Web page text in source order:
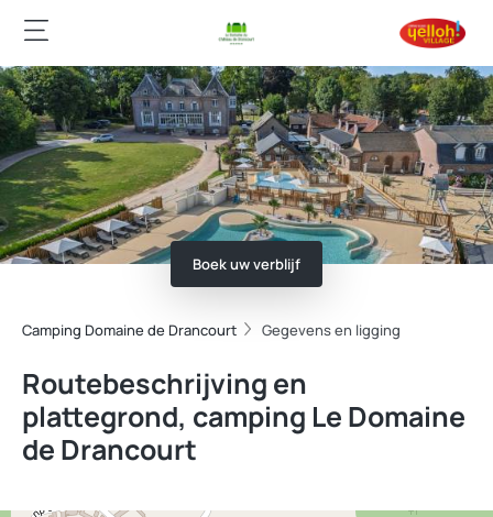
Boek uw verblijf
Camping Domaine de Drancourt Gegevens en ligging
Routebeschrijving en
plattegrond, camping Le Domaine
de Drancourt